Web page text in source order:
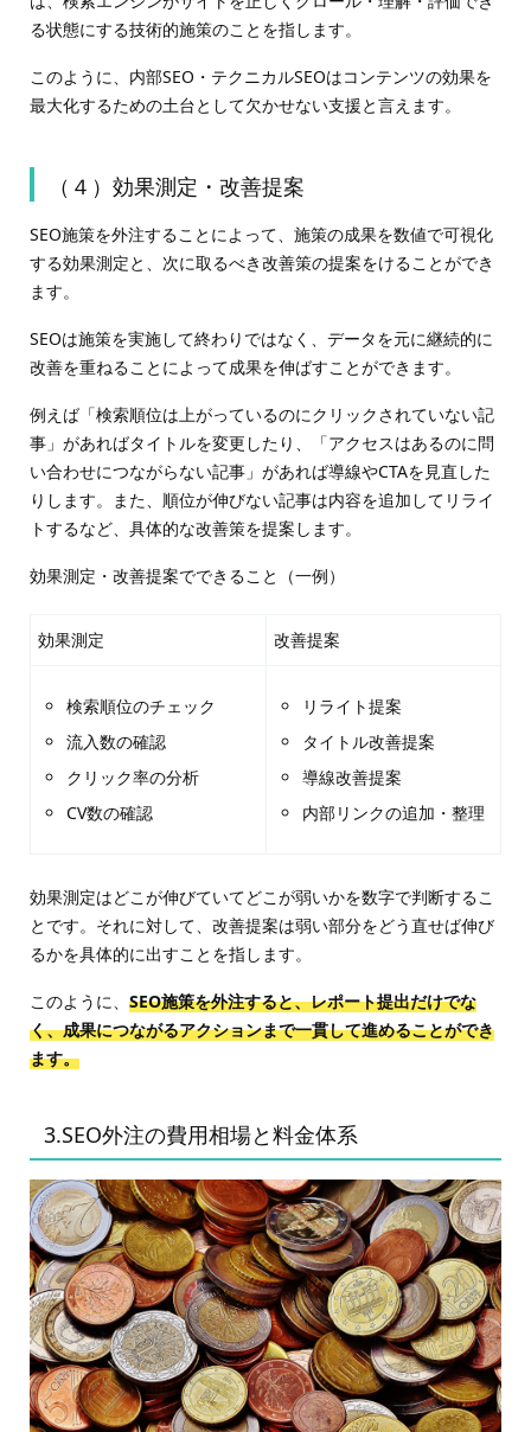
る状態にする技術的施策のことを指します。
このように、内部SEO・テクニカルSEOはコンテンツの効果を
最大化するための土台として欠かせない支援と言えます。
（４）効果測定・改善提案
SEO施策を外注することによって、施策の成果を数値で可視化
する効果測定と、次に取るべき改善策の提案をけることができ
ます。
SEOは施策を実施して終わりではなく、データを元に継続的に
改善を重ねることによって成果を伸ばすことができます。
例えば「検索順位は上がっているのにクリックされていない記
事」があればタイトルを変更したり、「アクセスはあるのに問
い合わせにつながらない記事」があれば導線やCTAを見直した
りします。また、順位が伸びない記事は内容を追加してリライ
トするなど、具体的な改善策を提案します。
効果測定・改善提案でできること（一例）
効果測定 改善提案
検索順位のチェック
流入数の確認
クリック率の分析
CV数の確認
リライト提案
タイトル改善提案
導線改善提案
内部リンクの追加・整理
効果測定はどこが伸びていてどこが弱いかを数字で判断するこ
とです。それに対して、改善提案は弱い部分をどう直せば伸び
るかを具体的に出すことを指します。
このように、 SEO施策を外注すると、レポート提出だけでな
く、成果につながるアクションまで一貫して進めることができ
ます。
3.SEO外注の費用相場と料金体系